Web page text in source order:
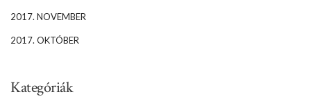
2017. NOVEMBER
2017. OKTÓBER
Kategóriák